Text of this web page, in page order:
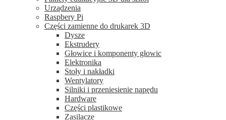
Urządzenia
Raspbery Pi
Części zamienne do drukarek 3D
Dysze
Ekstrudery
Głowice i komponenty głowic
Elektronika
Stoły i nakładki
Wentylatory
Silniki i przeniesienie napędu
Hardware
Części plastikowe
Zasilacze